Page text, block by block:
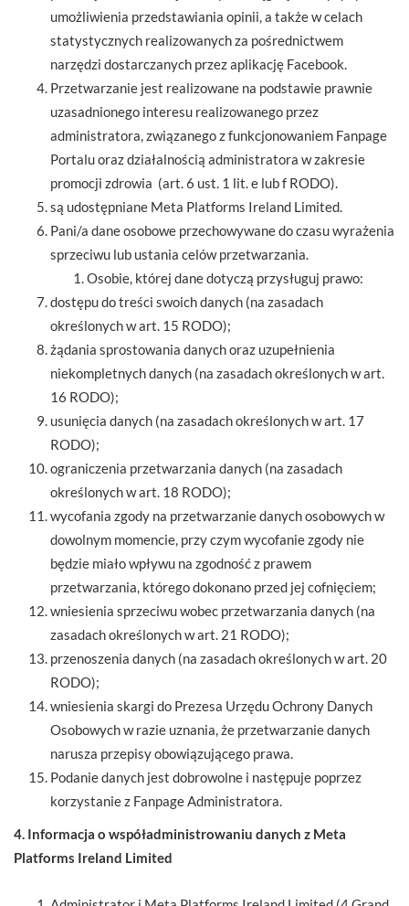
umożliwienia przedstawiania opinii, a także w celach
statystycznych realizowanych za pośrednictwem
narzędzi dostarczanych przez aplikację Facebook.
Przetwarzanie jest realizowane na podstawie prawnie
uzasadnionego interesu realizowanego przez
administratora, związanego z funkcjonowaniem Fanpage
Portalu oraz działalnością administratora w zakresie
promocji zdrowia (art. 6 ust. 1 lit. e lub f RODO).
są udostępniane Meta Platforms Ireland Limited.
Pani/a dane osobowe przechowywane do czasu wyrażenia
sprzeciwu lub ustania celów przetwarzania.
Osobie, której dane dotyczą przysługuj prawo:
dostępu do treści swoich danych (na zasadach
określonych w art. 15 RODO);
żądania sprostowania danych oraz uzupełnienia
niekompletnych danych (na zasadach określonych w art.
16 RODO);
usunięcia danych (na zasadach określonych w art. 17
RODO);
ograniczenia przetwarzania danych (na zasadach
określonych w art. 18 RODO);
wycofania zgody na przetwarzanie danych osobowych w
dowolnym momencie, przy czym wycofanie zgody nie
będzie miało wpływu na zgodność z prawem
przetwarzania, którego dokonano przed jej cofnięciem;
wniesienia sprzeciwu wobec przetwarzania danych (na
zasadach określonych w art. 21 RODO);
przenoszenia danych (na zasadach określonych w art. 20
RODO);
wniesienia skargi do Prezesa Urzędu Ochrony Danych
Osobowych w razie uznania, że przetwarzanie danych
narusza przepisy obowiązującego prawa.
Podanie danych jest dobrowolne i następuje poprzez
korzystanie z Fanpage Administratora.
4. Informacja o współadministrowaniu danych z Meta
Platforms Ireland Limited